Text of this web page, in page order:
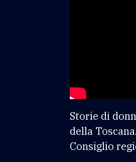
Storie di
della
Consiglio